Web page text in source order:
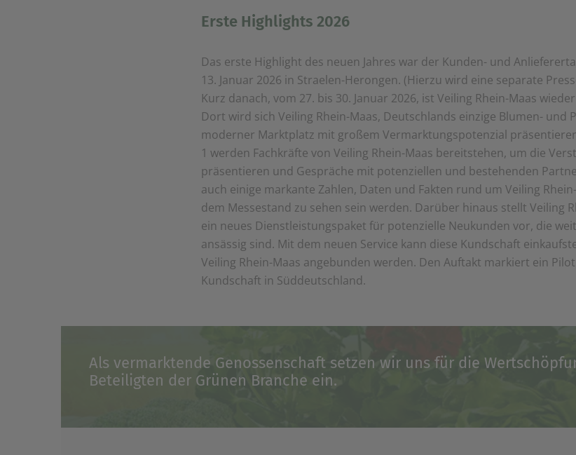
Erste Highlights 2026
Das erste Highlight des neuen Jahres war der Kunden- und
13. Januar 2026 in Straelen-Herongen. (Hierzu wird eine separate
Kurz danach, vom 27. bis 30. Januar 2026, ist Veiling Rhein-Maas
Dort wird sich Veiling Rhein-Maas, Deutschlands einzige Blumen- und
moderner Marktplatz mit großem Vermarktungspotenzial
1 werden Fachkräfte von Veiling Rhein-Maas bereitstehen, um die
präsentieren und Gespräche mit potenziellen und bestehenden
auch einige markante Zahlen, Daten und Fakten rund um Veiling
dem Messestand zu sehen sein werden. Darüber hinaus stellt Veiling
ein neues Dienstleistungspaket für potenzielle Neukunden vor, die
ansässig sind. Mit dem neuen Service kann diese Kundschaft
Veiling Rhein-Maas angebunden werden. Den Auftakt markiert ein
Kundschaft in Süddeutschland.
Als vermarktende Genossenschaft setzen wir uns für die
Beteiligten der Grünen Branche ein.